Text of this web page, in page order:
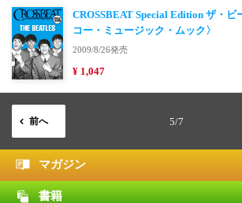
CROSSBEAT Special Edition ザ・ビ
コー・ミュージック・ムック〉
2009/8/26発売
¥ 1,047
前へ 5/7
マガジン
書籍